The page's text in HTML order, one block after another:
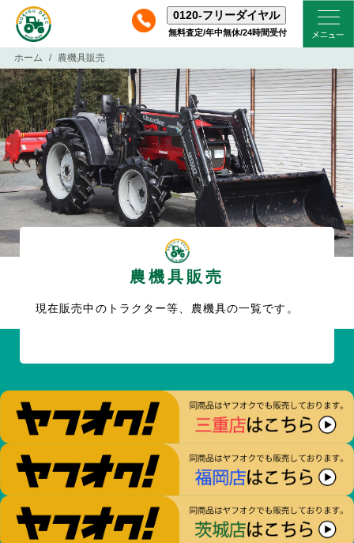
0120-フリーダイヤル
無料査定/年中無休/24時間受付
ホーム 農機具販売
農機具販売
現在販売中のトラクター等、農機具の一覧です。